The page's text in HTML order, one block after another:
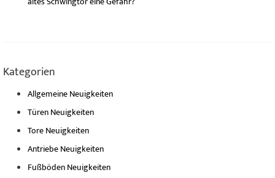
Kategorien
Allgemeine Neuigkeiten
Türen Neuigkeiten
Tore Neuigkeiten
Antriebe Neuigkeiten
Fußböden Neuigkeiten